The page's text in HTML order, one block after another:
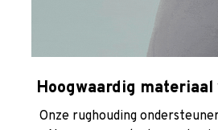
Hoogwaardig
Onze rughouding